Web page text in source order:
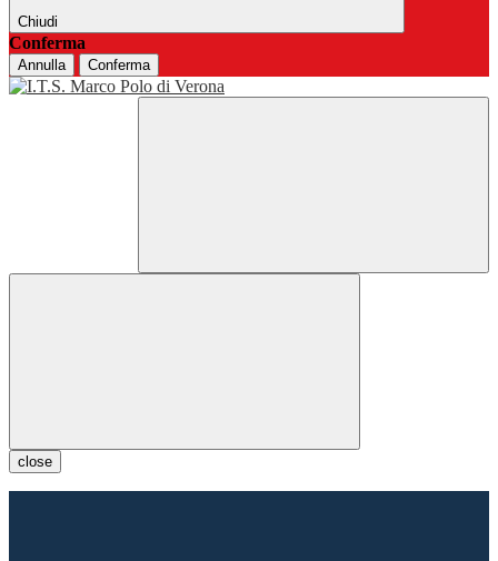
Chiudi
Conferma
Annulla Conferma
close